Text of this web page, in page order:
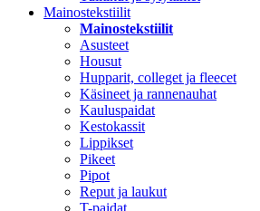
Mainostekstiilit
Mainostekstiilit
Asusteet
Housut
Hupparit, colleget ja fleecet
Käsineet ja rannenauhat
Kauluspaidat
Kestokassit
Lippikset
Pikeet
Pipot
Reput ja laukut
T-paidat